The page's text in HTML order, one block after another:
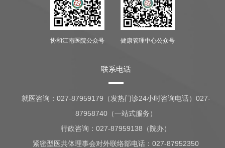
协和江南医院公众号 健康管理中心公众号
联系电话
就医咨询： 027-87959179（发热门诊24小时咨询电话）027-
87958740（一站式服务）
行政咨询：027-87959138（院办）
紧密型医共体理事会对外联络部电话：027-87952350